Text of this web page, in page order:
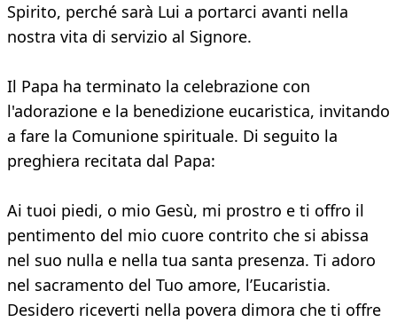
Spirito, perché sarà Lui a portarci avanti nella
nostra vita di servizio al Signore.
Il Papa ha terminato la celebrazione con
l'adorazione e la benedizione eucaristica, invitando
a fare la Comunione spirituale. Di seguito la
preghiera recitata dal Papa:
Ai tuoi piedi, o mio Gesù, mi prostro e ti offro il
pentimento del mio cuore contrito che si abissa
nel suo nulla e nella tua santa presenza. Ti adoro
nel sacramento del Tuo amore, l’Eucaristia.
Desidero riceverti nella povera dimora che ti offre